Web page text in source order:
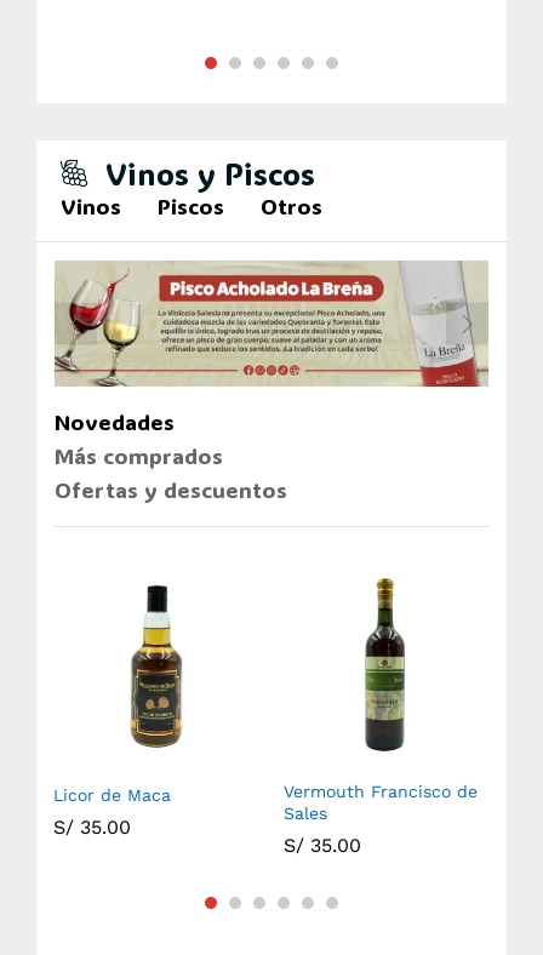
Vinos y Piscos
Vinos Piscos Otros
Novedades
Más comprados
Ofertas y descuentos
Licor de Maca
S/ 35.00
Vermouth Francisco de
Sales
S/ 35.00